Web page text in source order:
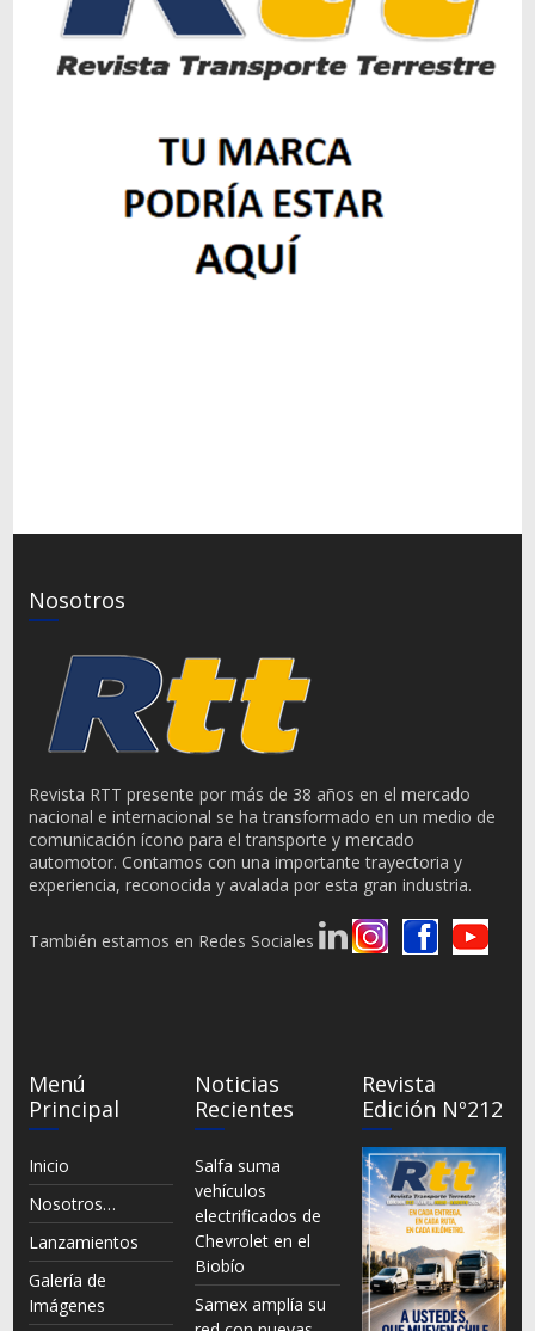
Nosotros
Revista RTT presente por más de 38 años en el mercado
nacional e internacional se ha transformado en un medio de
comunicación ícono para el transporte y mercado
automotor. Contamos con una importante trayectoria y
experiencia, reconocida y avalada por esta gran industria.
También estamos en Redes Sociales
Menú
Principal
Inicio
Nosotros…
Lanzamientos
Galería de
Imágenes
Noticias
Recientes
Salfa suma
vehículos
electrificados de
Chevrolet en el
Biobío
Samex amplía su
Revista
Edición Nº212